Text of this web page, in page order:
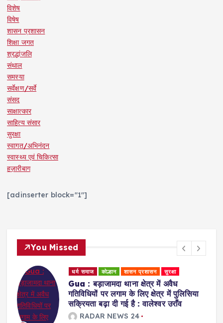
विशेष
विषेष
शासन प्रशासन
शिक्षा जगत
श्रद्धांजलि
संथाल
समस्या
सर्वेक्षण/सर्वे
संसद
साक्षात्कार
साहित्य संसार
सुरक्षा
स्वागत/अभिनंदन
स्वास्थ्य एवं चिकित्सा
हज़ारीबाग
[adinserter block="1"]
You Missed
सुरक्षा
क्षेत्र में अवैध
क्षेत्र में पुलिसिया
वालेश्वर उराँव
धर्म समाज स्वास्थ्य एवं चिकित्सा
Ranchi : प्राकृतिक
को स्वस्थ जीवन की राह दिखा
पांडे